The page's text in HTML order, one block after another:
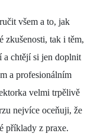
všem a to, jak
zkušenosti, tak i těm,
a chtějí si jen doplnit
a profesionálním
velmi trpělivě
nejvíce oceňuji, že
příklady z praxe.